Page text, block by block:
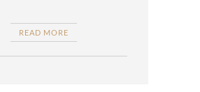
READ MORE